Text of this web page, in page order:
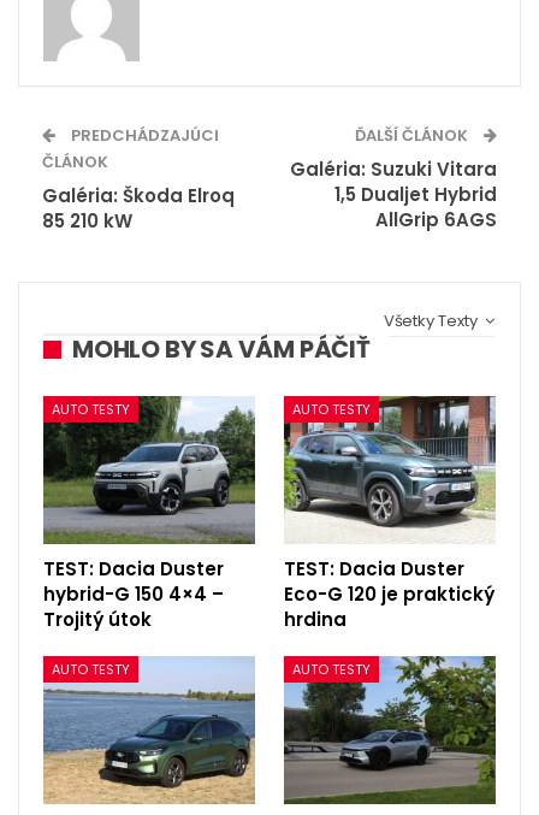
PREDCHÁDZAJÚCI
ČLÁNOK
Galéria: Škoda Elroq
85 210 kW
ĎALŠÍ ČLÁNOK
Galéria: Suzuki Vitara
1,5 Dualjet Hybrid
AllGrip 6AGS
Všetky Texty
MOHLO BY SA VÁM PÁČIŤ
AUTO TESTY
TEST: Dacia Duster
hybrid-G 150 4×4 –
Trojitý útok
AUTO TESTY
TEST: Dacia Duster
Eco-G 120 je praktický
hrdina
AUTO TESTY AUTO TESTY